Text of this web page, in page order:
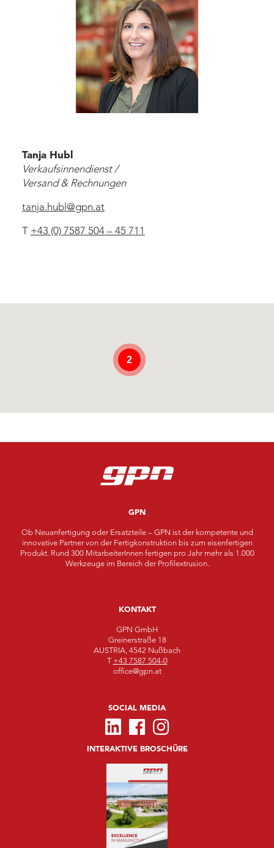
Tanja Hubl
Verkaufsinnendienst /
Versand & Rechnungen
tanja.hubl @gpn.at
T +43 (0) 7587 504 – 45 711
2
GPN
Ob Neuanfertigung oder Ersatzteile – GPN ist der kompetente und
innovative Partner von der Fertigkonstruktion bis zum eisenfertigen
Produkt. Rund 300 MitarbeiterInnen fertigen pro Jahr mehr als 1.000
Werkzeuge im Bereich der Profilextrusion.
KONTAKT
GPN GmbH
Greinerstraße 18
AUSTRIA, 4542 Nußbach
T+43 7587 504-0
office@gpn.at
SOCIAL MEDIA
INTERAKTIVE BROSCHÜRE